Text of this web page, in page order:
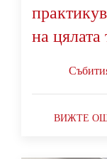
на цялата
ВИЖТЕ